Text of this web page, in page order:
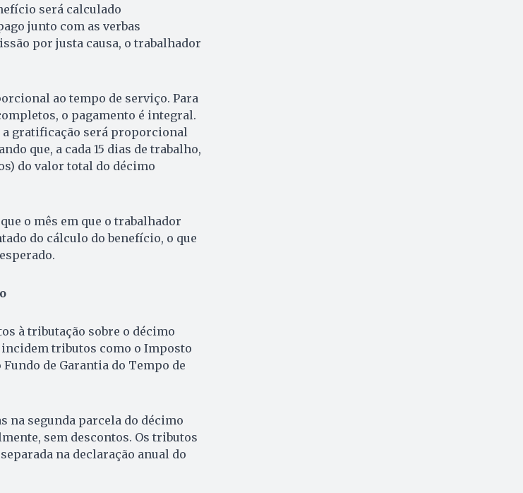
será calculado
junto com as verbas
por justa causa, o trabalhador
ao tempo de serviço. Para
o pagamento é integral.
a gratificação será proporcional
que, a cada 15 dias de trabalho,
do valor total do décimo
o mês em que o trabalhador
do cálculo do benefício, o que
à tributação sobre o décimo
tributos como o Imposto
Fundo de Garantia do Tempo de
na segunda parcela do décimo
sem descontos. Os tributos
na declaração anual do